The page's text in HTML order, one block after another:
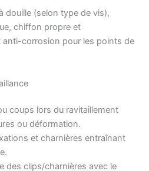
douille (selon type de vis),
chiffon propre et
anti-corrosion pour les points de
coups lors du ravitaillement
ou déformation.
et charnières entraînant
des clips/charnières avec le